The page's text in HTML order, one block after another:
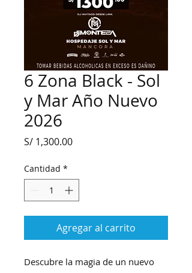
6 Zona Black - Sol
y Mar Año Nuevo
2026
S/ 1,300.00Precio
Cantidad *
Agregar al carrito
Descubre la magia de un nuevo